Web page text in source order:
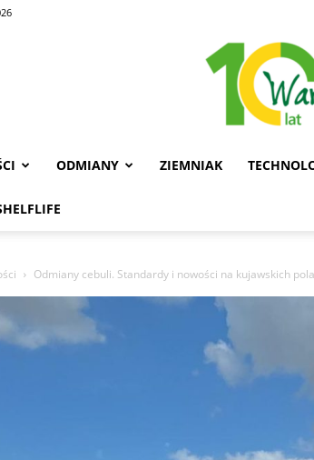
ODMIANY ZIEMNIAK
Odmiany cebuli. Standardy i nowości na kujawskich